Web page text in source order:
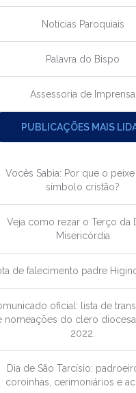
Notícias Paroquiais
Palavra do Bispo
Assessoria de Imprensa
PUBLICAÇÕES MAIS
Vocês Sabia: Por que o
símbolo cristão?
Veja como rezar o Terço da
Misericórdia
de falecimento padre
oficial: lista de
nomeações do clero
2022.
Dia de São Tarcísio:
coroinhas, cerimoniários e